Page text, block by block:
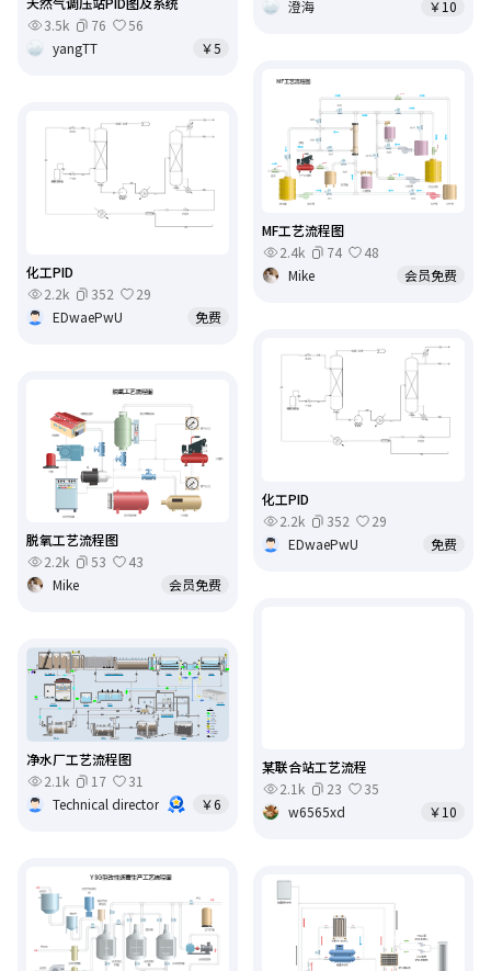
3.5k
76
56
yangTT
￥5
澄海
￥10
MF工艺流程图
2.4k
74
48
Mike
会员免费
化工PID
2.2k
352
29
EDwaePwU
免费
化工PID
2.2k
352
29
EDwaePwU
免费
脱氧工艺流程图
2.2k
53
43
Mike
会员免费
某联合站工艺流程
2.1k
23
35
w6565xd
￥10
净水厂工艺流程图
2.1k
17
31
Technical director
￥6